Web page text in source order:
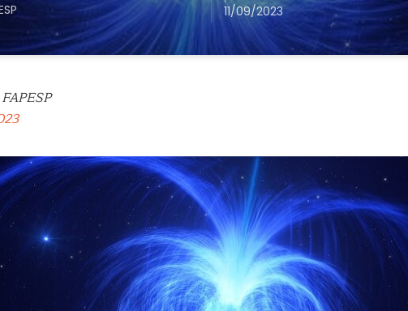
11/09/2023